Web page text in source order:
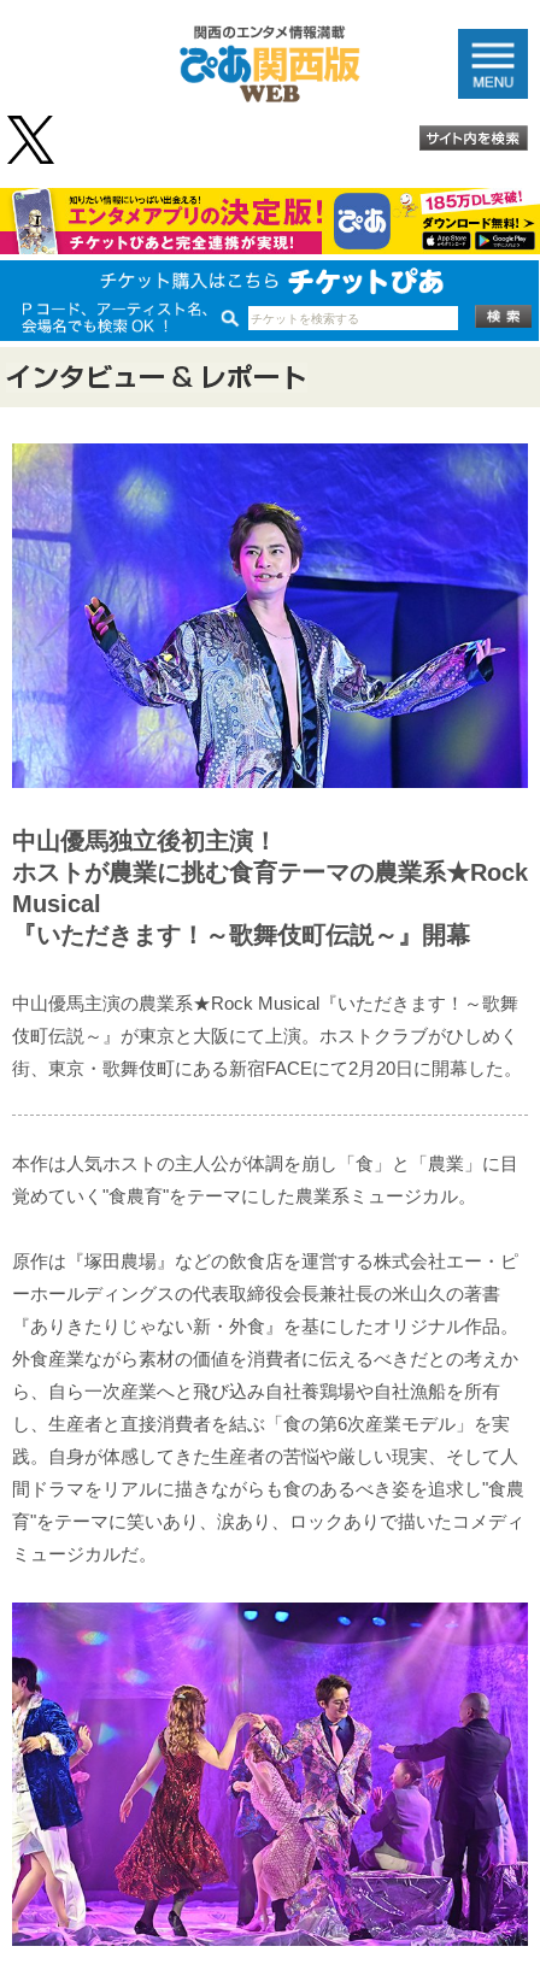
中山優馬独立後初主演！
ホストが農業に挑む食育テーマの農業系★Rock
Musical
『いただきます！～歌舞伎町伝説～』開幕
中山優馬主演の農業系★Rock Musical『いただきます！～歌舞
伎町伝説～』が東京と大阪にて上演。ホストクラブがひしめく
街、東京・歌舞伎町にある新宿FACEにて2月20日に開幕した。
本作は人気ホストの主人公が体調を崩し「食」と「農業」に目
覚めていく"食農育"をテーマにした農業系ミュージカル。
原作は『塚田農場』などの飲食店を運営する株式会社エー・ピ
ーホールディングスの代表取締役会長兼社長の米山久の著書
『ありきたりじゃない新・外食』を基にしたオリジナル作品。
外食産業ながら素材の価値を消費者に伝えるべきだとの考えか
ら、自ら一次産業へと飛び込み自社養鶏場や自社漁船を所有
し、生産者と直接消費者を結ぶ「食の第6次産業モデル」を実
践。自身が体感してきた生産者の苦悩や厳しい現実、そして人
間ドラマをリアルに描きながらも食のあるべき姿を追求し"食農
育"をテーマに笑いあり、涙あり、ロックありで描いたコメディ
ミュージカルだ。